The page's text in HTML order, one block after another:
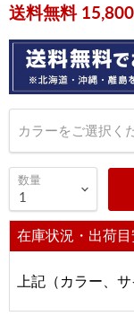
現在の価格
送料無料
カラーをご選択く
数量
在庫状況・出荷
上記（カラー、